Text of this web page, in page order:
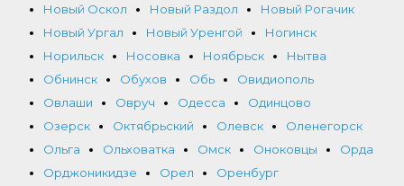
Новый Оскол
Новый Раздол
Новый Рогачик
Новый Ургал
Новый Уренгой
Ногинск
Норильск
Носовка Ноябрьск
Нытва
Обнинск
Обухов Обь
Овидиополь
Овлаши
Овруч Одесса
Одинцово
Озерск
Октябрьский Олевск
Оленегорск
Ольга
Ольховатка Омск Оноковцы
Орда
Орджоникидзе
Орел
Оренбург